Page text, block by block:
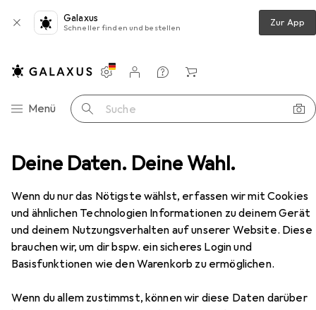
Deine Daten. Deine Wahl.
Wenn du nur das Nötigste wählst, erfassen wir mit Cookies
und ähnlichen Technologien Informationen zu deinem Gerät
und deinem Nutzungsverhalten auf unserer Website. Diese
brauchen wir, um dir bspw. ein sicheres Login und
Basisfunktionen wie den Warenkorb zu ermöglichen.
Wenn du allem zustimmst, können wir diese Daten darüber
Galaxus
Schneller finden und bestellen Zur App
Navigation nach Kategorien
Menü Suche
Einstellungen
Kundenkonto
Vergleichslisten
Merklisten
Warenkorb
Aufbewahrung Holzregal Standregal Möbel "Rasato XL"